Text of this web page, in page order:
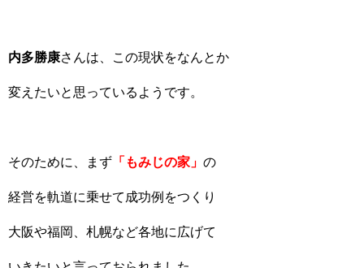
内多勝康さんは、この現状をなんとか
変えたいと思っているようです。
そのために、まず 「もみじの家」 の
経営を軌道に乗せて成功例をつくり
大阪や福岡、札幌など各地に広げて